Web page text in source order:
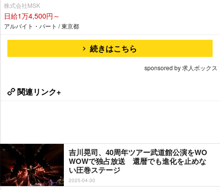
株式会社MSK
日給1万4,500円～
アルバイト・パート / 東京都
続きはこちら
sponsored by 求人ボックス
関連リンク+
吉川晃司、40周年ツアー武道館公演をWO
WOWで独占放送 還暦でも進化を止めな
い圧巻ステージ
2025-04-30